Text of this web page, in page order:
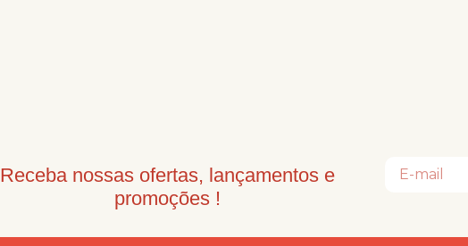
Receba nossas ofertas, lançamentos e
promoções !